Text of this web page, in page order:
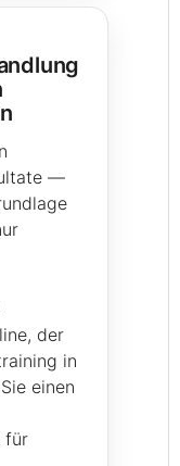
—
der
in
einen
für